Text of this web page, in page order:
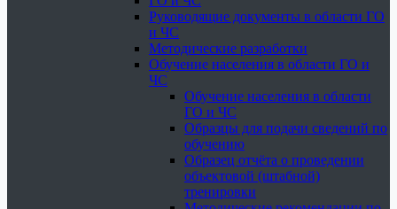
Руководящие документы в области ГО
и ЧС
Методические разработки
Обучение населения в области ГО и
ЧС
Обучение населения в области
ГО и ЧС
Образцы для подачи сведений по
обучению
Образец отчёта о проведении
объектовой (штабной)
тренировки